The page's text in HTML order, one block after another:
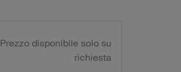
Prezzo disponibile solo su
richiesta